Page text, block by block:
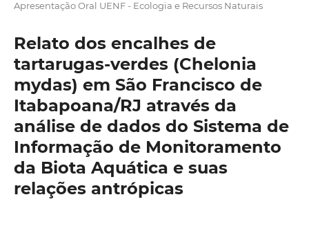
Apresentação Oral UENF - Ecologia e Recursos Naturais
Relato dos encalhes de
tartarugas-verdes (Chelonia
mydas) em São Francisco de
Itabapoana/RJ através da
análise de dados do Sistema de
Informação de Monitoramento
da Biota Aquática e suas
relações antrópicas